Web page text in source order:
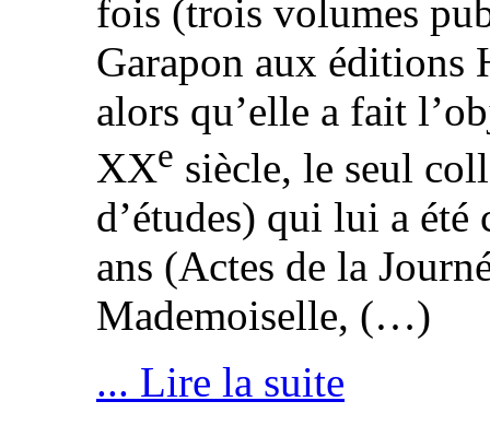
fois (trois volumes
Garapon aux éditions
alors qu’elle a fait
XXe siècle, le seul
d’études) qui lui a été
ans (Actes de la
Mademoiselle, (…)
... Lire la suite